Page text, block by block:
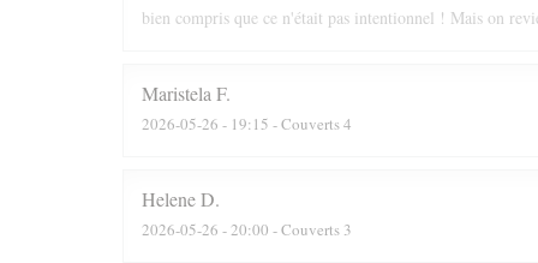
bien compris que ce n'était pas intentionnel ! Mais on
Maristela F
2026-05-26 - 19:15 - Couverts 4
HeleneD
2026-05-26 - 20:00 - Couverts 3